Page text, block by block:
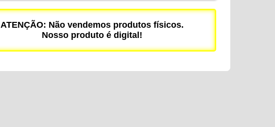
ATENÇÃO: Não vendemos produtos físicos.
Nosso produto é digital!